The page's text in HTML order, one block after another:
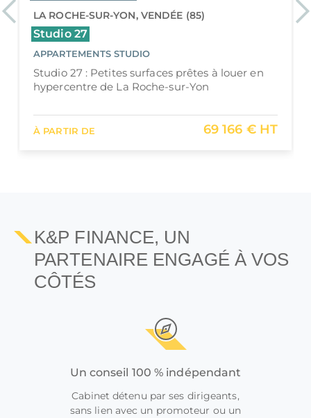
PreviousLES SABLES-D'OLONNE, VENDÉE (85)
Ephémer
APPARTEMENTS DU 2 PIÈCES AU 3 PIÈCES
Ephémer : vivre ou investir à deux pas de
l’océan aux Sables-d’Olonne
À PARTIR DE 270 000 €
K&P FINANCE, UN
PARTENAIRE ENGAGÉ À VOS
CÔTÉS
Un conseil 100 % indépendant
Cabinet détenu par ses dirigeants,
sans lien avec un promoteur ou un